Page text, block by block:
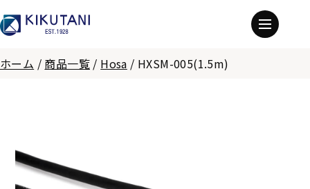
ホーム / 商品一覧 / Hosa / HXSM-005(1.5m)